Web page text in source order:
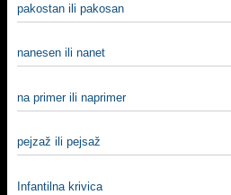
pakostan ili pakosan
nanesen ili nanet
na primer ili naprimer
pejzaž ili pejsaž
Infantilna krivica